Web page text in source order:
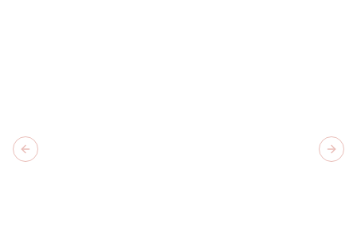
Previous slide